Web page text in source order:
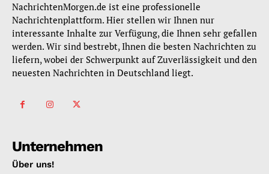
NachrichtenMorgen.de ist eine professionelle
Nachrichtenplattform. Hier stellen wir Ihnen nur
interessante Inhalte zur Verfügung, die Ihnen sehr gefallen
werden. Wir sind bestrebt, Ihnen die besten Nachrichten zu
liefern, wobei der Schwerpunkt auf Zuverlässigkeit und den
neuesten Nachrichten in Deutschland liegt.
Unternehmen
Über uns!